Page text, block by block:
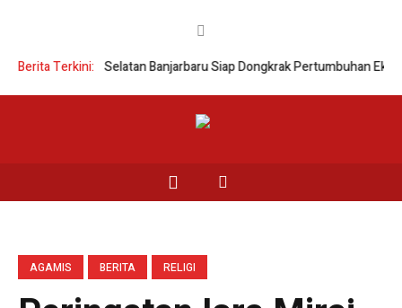
Berita Terkini:
Lingkar Selatan Banjarbaru Siap Dongkrak Pertumbuhan Ekonomi
AGAMIS BERITA RELIGI